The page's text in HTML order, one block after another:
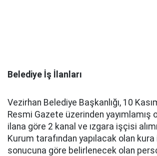
Belediye İş İlanları
Vezirhan Belediye Başkanlığı, 10
Resmi Gazete üzerinden yayımlamış
ilana göre 2 kanal ve ızgara işçisi
Kurum tarafından yapılacak olan
sonucuna göre belirlenecek olan